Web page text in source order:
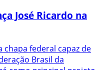
José Ricardo na
federal capaz de
Brasil da